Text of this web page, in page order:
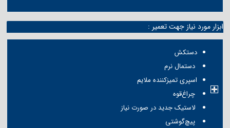
ابزار مورد نیاز جهت تعمیر :
دستکش
دستمال نرم
اسپری تمیزکننده ملایم
چراغ‌قوه
لاستیک جدید در صورت نیاز
پیچ‌گوشتی